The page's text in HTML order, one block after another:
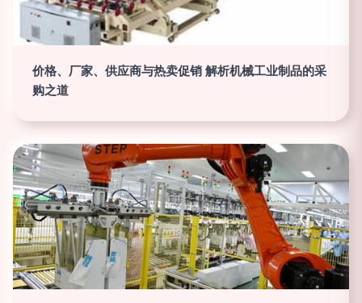
价格、厂家、供应商与热卖促销 解析机械工业制品的采
购之道